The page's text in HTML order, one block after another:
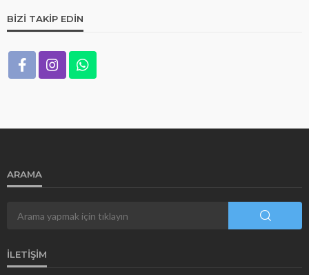
BIZI TAKIP EDIN
ARAMA
İLETIŞIM